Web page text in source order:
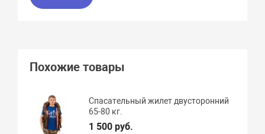
Похожие товары
Спасательный жилет двусторонний
65-80 кг.
1 500 руб.